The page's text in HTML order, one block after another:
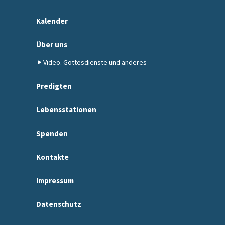
Kalender
Über uns
Video. Gottesdienste und anderes
Predigten
Lebensstationen
Spenden
Kontakte
Impressum
Datenschutz